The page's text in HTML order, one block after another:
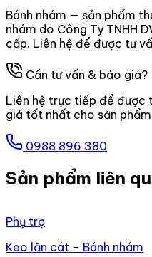
Bánh nhám — sản phẩm
nhám do Công Ty TNHH
cấp. Liên hệ để được tư
Cần tư vấn & báo giá?
Liên hệ trực tiếp để được
giá tốt nhất cho sản
0988 896 380
Sản phẩm liên
Phụ trợ
Keo lăn cát – Bánh nhám